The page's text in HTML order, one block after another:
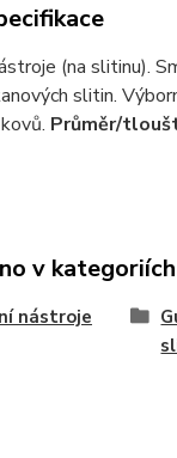
(na slitinu).
slitin.
Průměr/
v kategoriích
nástroje